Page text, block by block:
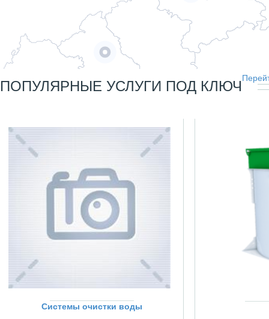
ПОПУЛЯРНЫЕ УСЛУГИ ПОД КЛЮЧ
Системы очистки воды